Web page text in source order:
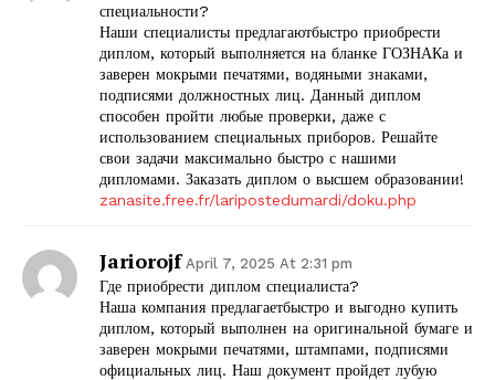
специальности?
Наши специалисты предлагаютбыстро приобрести
диплом, который выполняется на бланке ГОЗНАКа и
заверен мокрыми печатями, водяными знаками,
подписями должностных лиц. Данный диплом
способен пройти любые проверки, даже с
использованием специальных приборов. Решайте
свои задачи максимально быстро с нашими
дипломами. Заказать диплом о высшем образовании!
zanasite.free.fr/laripostedumardi/doku.php
Jariorojf April 7, 2025 At 2:31 pm
Где приобрести диплом специалиста?
Наша компания предлагаетбыстро и выгодно купить
диплом, который выполнен на оригинальной бумаге и
заверен мокрыми печатями, штампами, подписями
официальных лиц. Наш документ пройдет лубую